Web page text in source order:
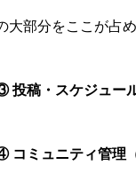
大部分をここが占
投稿・スケジュー
コミュニティ管理